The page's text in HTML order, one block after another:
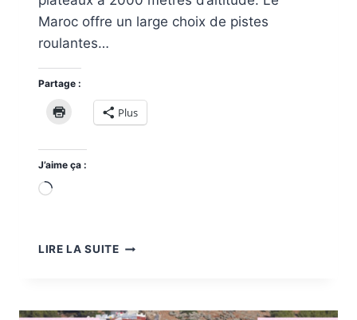
Maroc offre un large choix de pistes
roulantes…
Partage :
Plus
J’aime ça :
Chargement…
LIRE LA SUITEROADTRIP
LA